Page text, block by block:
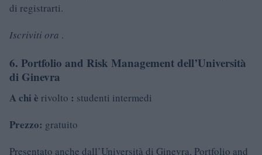
di registrarti.
Iscriviti ora .
6. Portfolio and Risk Management dell’Università
di Ginevra
A chi è rivolto : studenti intermedi
Prezzo: gratuito
Presentato anche dall’Università di Ginevra, Portfolio and